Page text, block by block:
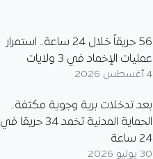
56 حريقاً خلال 24 ساعة.. استمرار
عمليات الإخماد في 3 ولايات
4 أغسطس 2026
بعد تدخلات برية وجوية مكثفة..
الحماية المدنية تخمد 34 حريقا في
24 ساعة
30 يوليو 2026